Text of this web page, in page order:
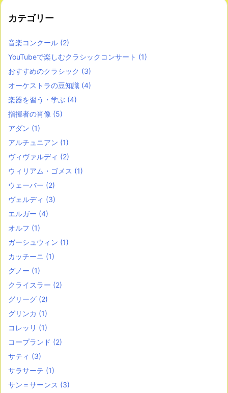
カテゴリー
音楽コンクール (2)
YouTubeで楽しむクラシックコンサート (1)
おすすめのクラシック (3)
オーケストラの豆知識 (4)
楽器を習う・学ぶ (4)
指揮者の肖像 (5)
アダン (1)
アルチュニアン (1)
ヴィヴァルディ (2)
ウィリアム・ゴメス (1)
ウェーバー (2)
ヴェルディ (3)
エルガー (4)
オルフ (1)
ガーシュウィン (1)
カッチーニ (1)
グノー (1)
クライスラー (2)
グリーグ (2)
グリンカ (1)
コレッリ (1)
コープランド (2)
サティ (3)
サラサーテ (1)
サン＝サーンス (3)